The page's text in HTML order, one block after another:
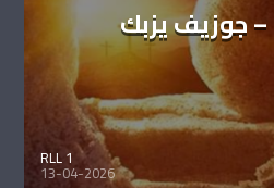
جوزيف يزبك
RLL 1
13-04-2026